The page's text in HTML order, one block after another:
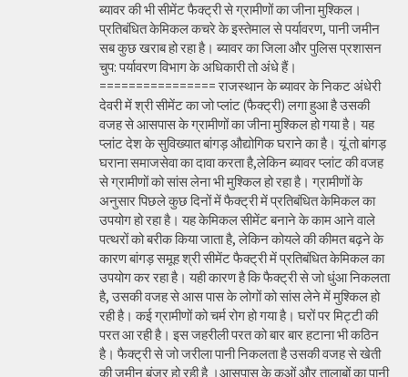
ब्यावर की भी सीमेंट फैक्ट्री से ग्रामीणों का जीना मुश्किल।
प्रतिबंधित केमिकल कचरे के इस्तेमाल से पर्यावरण, पानी जमीन
सब कुछ खराब हो रहा है। ब्यावर का जिला और पुलिस प्रशासन
चुप: पर्यावरण विभाग के अधिकारी तो अंधे हैं।
================ राजस्थान के ब्यावर के निकट अंधेरी
देवरी में श्री सीमेंट का जो प्लांट (फैक्ट्री) लगा हुआ है उसकी
वजह से आसपास के ग्रामीणों का जीना मुश्किल हो गया है। यह
प्लांट देश के सुविख्यात बांगड़ औद्योगिक घराने का है। यूं तो बांगड़
घराना समाजसेवा का दावा करता है,लेकिन ब्यावर प्लांट की वजह
से ग्रामीणों को सांस लेना भी मुश्किल हो रहा है। ग्रामीणों के
अनुसार पिछले कुछ दिनों में फैक्ट्री में प्रतिबंधित केमिकल का
उपयोग हो रहा है। यह केमिकल सीमेंट बनाने के काम आने वाले
पत्थरों को बरीक किया जाता है, लेकिन कोयले की कीमत बढ़ने के
कारण बांगड़ समूह श्री सीमेंट फैक्ट्री में प्रतिबंधित केमिकल का
उपयोग कर रहा है। यही कारण है कि फैक्ट्री से जो धुंआ निकलता
है, उसकी वजह से आस पास के लोगों को सांस लेने में मुश्किल हो
रही है। कई ग्रामीणों को चर्म रोग हो गया है। घरों पर मिट्टी की
परत आ रही है। इस जहरीली परत को बार बार हटाना भी कठिन
है। फैक्ट्री से जो जरीला पानी निकलता है उसकी वजह से खेती
की जमीन बंजर हो रही है ।आसपास के कुओं और तालाबों का पानी